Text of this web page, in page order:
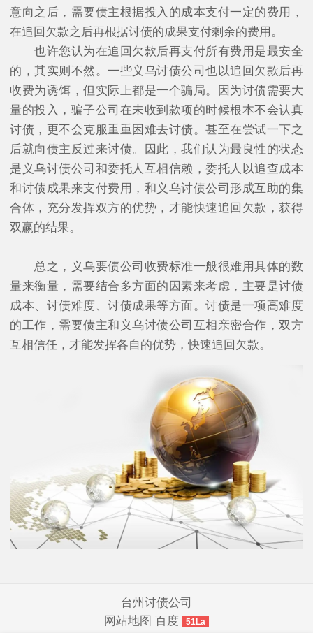
意向之后，需要债主根据投入的成本支付一定的费用，
在追回欠款之后再根据讨债的成果支付剩余的费用。
也许您认为在追回欠款后再支付所有费用是最安全
的，其实则不然。一些义乌讨债公司也以追回欠款后再
收费为诱饵，但实际上都是一个骗局。因为讨债需要大
量的投入，骗子公司在未收到款项的时候根本不会认真
讨债，更不会克服重重困难去讨债。甚至在尝试一下之
后就向债主反过来讨债。因此，我们认为最良性的状态
是义乌讨债公司和委托人互相信赖，委托人以追查成本
和讨债成果来支付费用，和义乌讨债公司形成互助的集
合体，充分发挥双方的优势，才能快速追回欠款，获得
双赢的结果。
总之，义乌要债公司收费标准一般很难用具体的数
量来衡量，需要结合多方面的因素来考虑，主要是讨债
成本、讨债难度、讨债成果等方面。讨债是一项高难度
的工作，需要债主和义乌讨债公司互相亲密合作，双方
互相信任，才能发挥各自的优势，快速追回欠款。
台州讨债公司
网站地图
百度 51La